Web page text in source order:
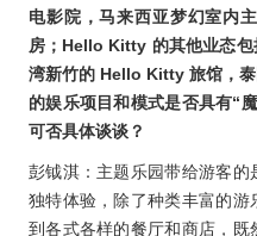
电影院，马来西亚梦幻室内
房；Hello Kitty 的其他业态
湾新竹的 Hello Kitty 旅馆，
的娱乐项目和模式是否具有“
可否具体谈谈？
彭钺淇：主题乐园带给游客
独特体验，除了种类丰富的
到各式各样的餐厅和商店，